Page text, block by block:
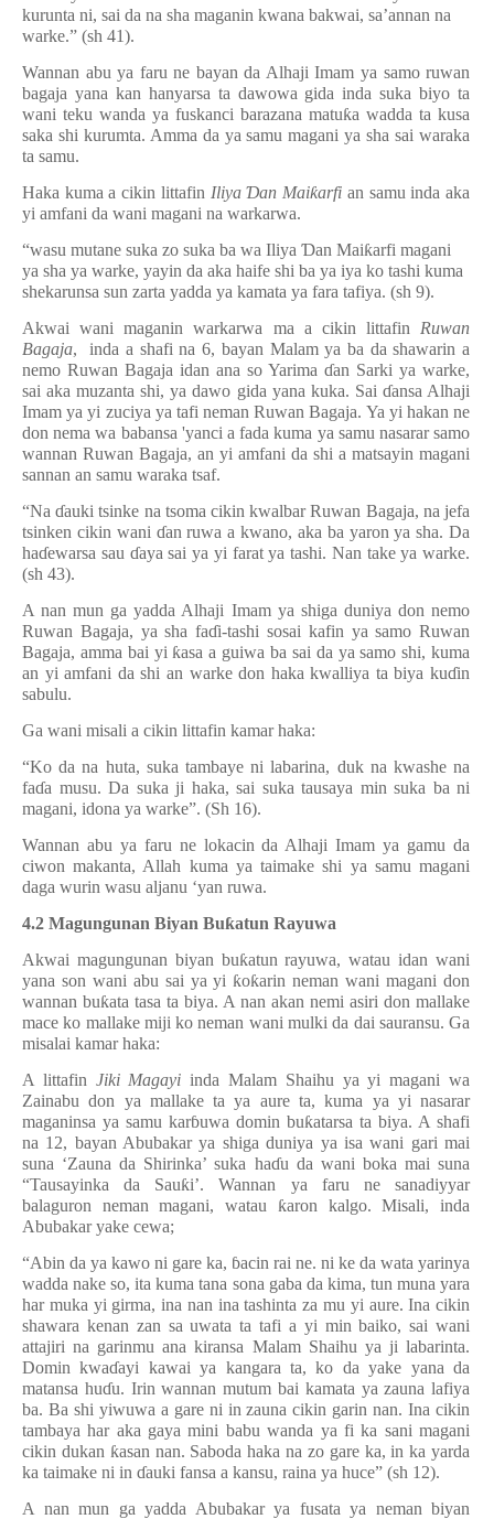
kurunta ni, sai da na sha maganin kwana bakwai, sa’annan na
warke.” (sh 41).
Wannan abu ya faru ne bayan da Alhaji Imam ya samo ruwan
bagaja yana kan hanyarsa ta dawowa gida inda suka biyo ta
wani teku wanda ya fuskanci barazana matuƙa wadda ta kusa
saka shi kurumta. Amma da ya samu magani ya sha sai waraka
ta samu.
Haka kuma a cikin littafin IliyaƊan Maiƙarfi an samu inda aka
yi amfani da wani magani na warkarwa.
“wasu mutane suka zo suka ba wa Iliya Ɗan Maiƙarfi magani
ya sha ya warke, yayin da aka haife shi ba ya iya ko tashi kuma
shekarunsa sun zarta yadda ya kamata ya fara tafiya. (sh 9).
Akwai wani maganin warkarwa ma a cikin littafin Ruwan
Bagaja,
inda a shafi na 6, bayan Malam ya ba da shawarin a
nemo Ruwan Bagaja idan ana so Yarimaɗan Sarki ya warke,
sai aka muzanta shi, ya dawo gida yana kuka. Sai ɗansa Alhaji
Imam ya yi zuciya ya tafi neman Ruwan Bagaja. Ya yi hakan ne
don nema wa babansa 'yanci a fada kuma ya samu nasarar samo
wannan Ruwan Bagaja, an yi amfani da shi a matsayin magani
sannan an samu waraka tsaf.
“Naɗauki tsinke na tsoma cikin kwalbar Ruwan Bagaja, na jefa
tsinken cikin wani ɗan ruwa a kwano, aka ba yaron ya sha. Da
haɗewarsa sau ɗaya sai ya yi farat ya tashi. Nan take ya warke.
(sh 43).
A nan mun ga yadda Alhaji Imam ya shiga duniya don nemo
Ruwan Bagaja, ya sha faɗi-tashi sosai kafin ya samo Ruwan
Bagaja, amma bai yi ƙasa a guiwa ba sai da ya samo shi, kuma
an yi amfani da shi an warke don haka kwalliya ta biya kuɗin
sabulu.
Ga wani misali a cikin littafin kamar haka:
“Ko da na huta, suka tambaye ni labarina, duk na kwashe na
faɗa musu. Da suka ji haka, sai suka tausaya min suka ba ni
magani, idona ya warke”. (Sh 16).
Wannan abu ya faru ne lokacin da Alhaji Imam ya gamu da
ciwon makanta, Allah kuma ya taimake shi ya samu magani
daga wurin wasu aljanu ‘yan ruwa.
4.2 Magungunan Biyan Buƙatun Rayuwa
Akwai magungunan biyan buƙatun rayuwa, watau idan wani
yana son wani abu sai ya yi ƙoƙarin neman wani magani don
wannan buƙata tasa ta biya. A nan akan nemi asiri don mallake
mace ko mallake miji ko neman wani mulki da dai sauransu. Ga
misalai kamar haka:
A littafin Jiki Magayi inda Malam Shaihu ya yi magani wa
Zainabu don ya mallake ta ya aure ta, kuma ya yi nasarar
maganinsa ya samu karɓuwa domin buƙatarsa ta biya. A shafi
na 12, bayan Abubakar ya shiga duniya ya isa wani gari mai
suna ‘Zauna da Shirinka’ suka haɗu da wani boka mai suna
“Tausayinka da Sauƙi’. Wannan ya faru ne sanadiyyar
balaguron neman magani, watau ƙaron kalgo. Misali, inda
Abubakar yake cewa;
“Abin da ya kawo ni gare ka, ɓacin rai ne. ni ke da wata yarinya
wadda nake so, ita kuma tana sona gaba da kima, tun muna yara
har muka yi girma, ina nan ina tashinta za mu yi aure. Ina cikin
shawara kenan zan sa uwata ta tafi a yi min baiko, sai wani
attajiri na garinmu ana kiransa Malam Shaihu ya ji labarinta.
Domin kwaɗayi kawai ya kangara ta, ko da yake yana da
matansa huɗu. Irin wannan mutum bai kamata ya zauna lafiya
ba. Ba shi yiwuwa a gare ni in zauna cikin garin nan. Ina cikin
tambaya har aka gaya mini babu wanda ya fi ka sani magani
cikin dukan ƙasan nan. Saboda haka na zo gare ka, in ka yarda
ka taimake ni in ɗauki fansa a kansu, raina ya huce” (sh 12).
A nan mun ga yadda Abubakar ya fusata ya neman biyan